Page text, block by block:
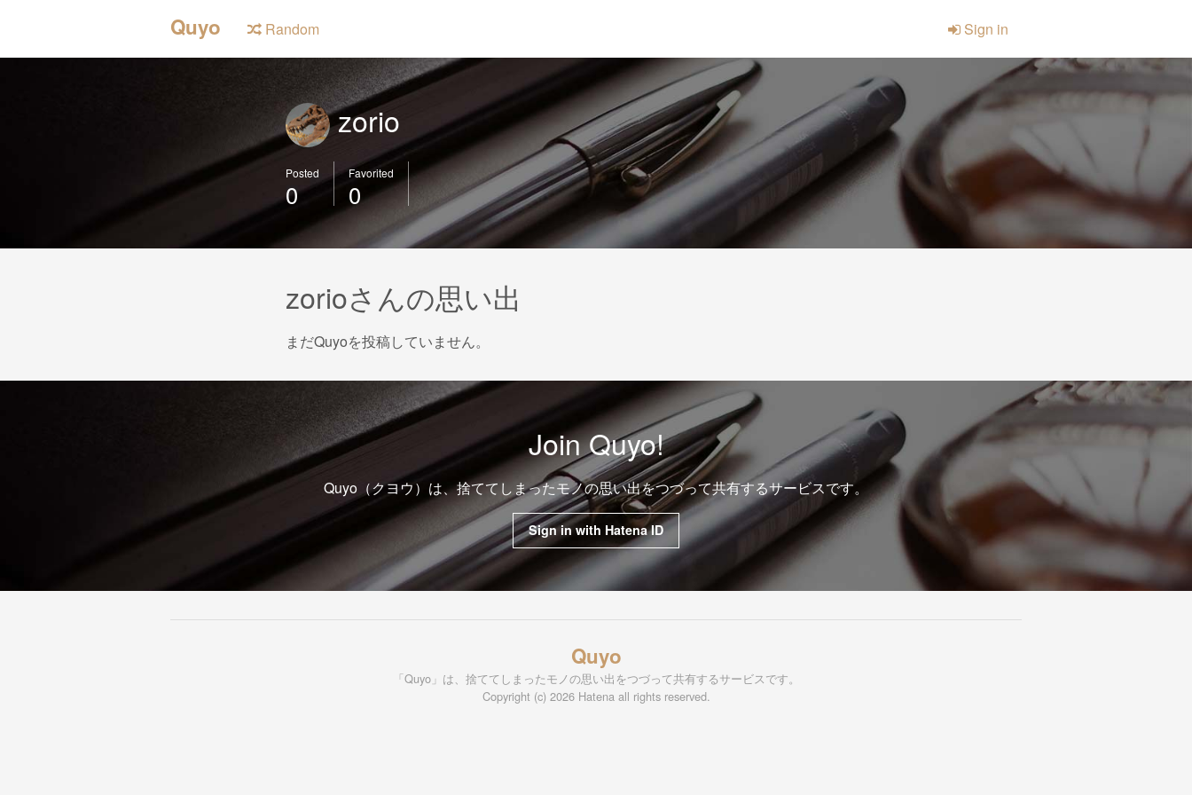
Quyo Random Sign in
zorio
Posted
0
Favorited
0
zorioさんの思い出
まだQuyoを投稿していません。
Join Quyo!
Quyo（クヨウ）は、捨ててしまったモノの思い出をつづって共有するサービスです。
Sign in with Hatena ID
Quyo
「Quyo」は、捨ててしまったモノの思い出をつづって共有するサービスです。
Copyright (c) 2026 Hatena all rights reserved.